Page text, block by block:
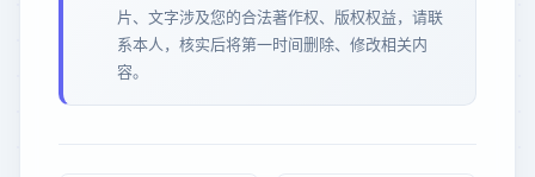
片、文字涉及您的合法著作权、版权权益，请联
系本人，核实后将第一时间删除、修改相关内
容。